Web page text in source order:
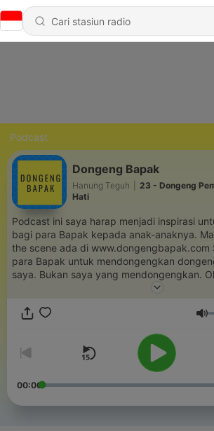
Podcast
Dongeng Bapak
Hanung Teguh
23 - Dongeng
Hati
Podcast ini saya harap menjadi inspirasi
bagi para Bapak kepada anak-anaknya.
the scene ada di www.dongengbapak.com Saya ingin kalian,
para Bapak untuk mendongengkan
saya. Bukan saya yang mendongengkan.
podcast saya ini raw apa adanya. Bangun ikatan emosional
anak-anak yang berharga..
00:00